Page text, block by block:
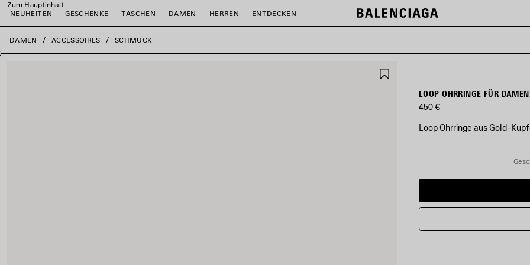
Zum Hauptinhalt
NEUHEITEN
GESCHENKE TASCHEN DAMEN HERREN ENTDECKEN
close the banner
DAMEN ACCESSOIRES SCHMUCK
LOOP OHRRINGE FÜR
450 €
Loop Ohrringe aus Gold-